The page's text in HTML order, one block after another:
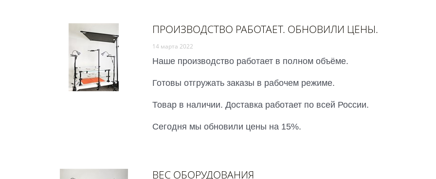
ПРОИЗВОДСТВО РАБОТАЕТ. ОБНОВИЛИ ЦЕНЫ.
14 марта 2022
Наше производство работает в полном объёме.
Готовы отгружать заказы в рабочем режиме.
Товар в наличии. Доставка работает по всей России.
Сегодня мы обновили цены на 15%.
ВЕС ОБОРУДОВАНИЯ